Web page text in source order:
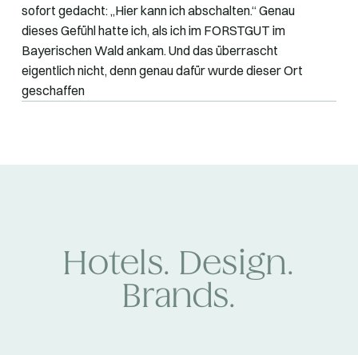
sofort gedacht: „Hier kann ich abschalten.“ Genau
dieses Gefühl hatte ich, als ich im FORSTGUT im
Bayerischen Wald ankam. Und das überrascht
eigentlich nicht, denn genau dafür wurde dieser Ort
geschaffen
Hotels. Design.
Brands.